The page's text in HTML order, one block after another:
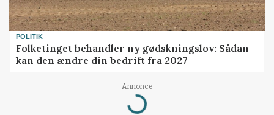
POLITIK
Folketinget behandler ny gødskningslov: Sådan
kan den ændre din bedrift fra 2027
Annonce
Loading...